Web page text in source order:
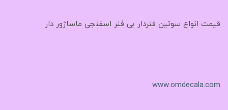
قیمت انواع سوتین فنردار بی فنر اسفنجی ماساژور دار
www.omdecala.com